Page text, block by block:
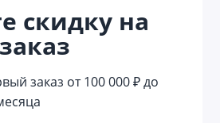
скидку на
заказ от 100 000 ₽ до
и салонов красоты